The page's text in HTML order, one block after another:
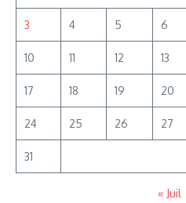
3 4 5 6
10 11 12 13
17 18 19 20
24 25 26 27
31
« Juil